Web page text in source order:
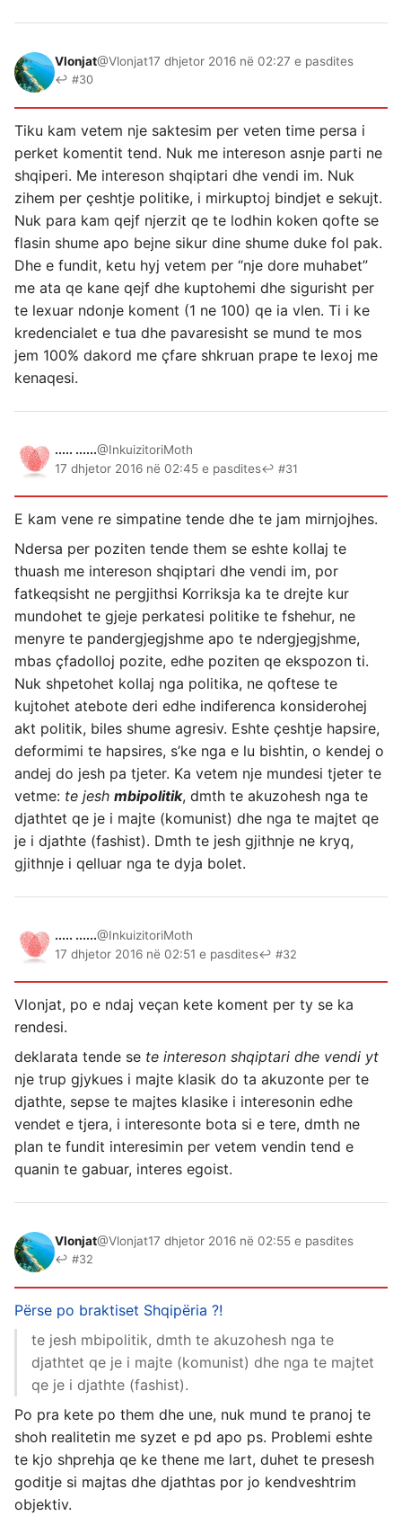
Vlonjat@Vlonjat17 dhjetor 2016 në 02:27 e pasdites
↩ #30
Tiku kam vetem nje saktesim per veten time persa i
perket komentit tend. Nuk me intereson asnje parti ne
shqiperi. Me intereson shqiptari dhe vendi im. Nuk
zihem per çeshtje politike, i mirkuptoj bindjet e sekujt.
Nuk para kam qejf njerzit qe te lodhin koken qofte se
flasin shume apo bejne sikur dine shume duke fol pak.
Dhe e fundit, ketu hyj vetem per “nje dore muhabet”
me ata qe kane qejf dhe kuptohemi dhe sigurisht per
te lexuar ndonje koment (1 ne 100) qe ia vlen. Ti i ke
kredencialet e tua dhe pavaresisht se mund te mos
jem 100% dakord me çfare shkruan prape te lexoj me
kenaqesi.
..... ......@InkuizitoriMoth
17 dhjetor 2016 në 02:45 e pasdites↩ #31
E kam vene re simpatine tende dhe te jam mirnjojhes.
Ndersa per poziten tende them se eshte kollaj te
thuash me intereson shqiptari dhe vendi im, por
fatkeqsisht ne pergjithsi Korriksja ka te drejte kur
mundohet te gjeje perkatesi politike te fshehur, ne
menyre te pandergjegjshme apo te ndergjegjshme,
mbas çfadolloj pozite, edhe poziten qe ekspozon ti.
Nuk shpetohet kollaj nga politika, ne qoftese te
kujtohet atebote deri edhe indiferenca konsiderohej
akt politik, biles shume agresiv. Eshte çeshtje hapsire,
deformimi te hapsires, s’ke nga e lu bishtin, o kendej o
andej do jesh pa tjeter. Ka vetem nje mundesi tjeter te
vetme: te jesh mbipolitik, dmth te akuzohesh nga te
djathtet qe je i majte (komunist) dhe nga te majtet qe
je i djathte (fashist). Dmth te jesh gjithnje ne kryq,
gjithnje i qelluar nga te dyja bolet.
..... ......@InkuizitoriMoth
17 dhjetor 2016 në 02:51 e pasdites↩ #32
Vlonjat, po e ndaj veçan kete koment per ty se ka
rendesi.
deklarata tende se te intereson shqiptari dhe vendi yt
nje trup gjykues i majte klasik do ta akuzonte per te
djathte, sepse te majtes klasike i interesonin edhe
vendet e tjera, i interesonte bota si e tere, dmth ne
plan te fundit interesimin per vetem vendin tend e
quanin te gabuar, interes egoist.
Vlonjat@Vlonjat17 dhjetor 2016 në 02:55 e pasdites
↩ #32
Përse po braktiset Shqipëria ?!
te jesh mbipolitik, dmth te akuzohesh nga te
djathtet qe je i majte (komunist) dhe nga te majtet
qe je i djathte (fashist).
Po pra kete po them dhe une, nuk mund te pranoj te
shoh realitetin me syzet e pd apo ps. Problemi eshte
te kjo shprehja qe ke thene me lart, duhet te presesh
goditje si majtas dhe djathtas por jo kendveshtrim
objektiv.